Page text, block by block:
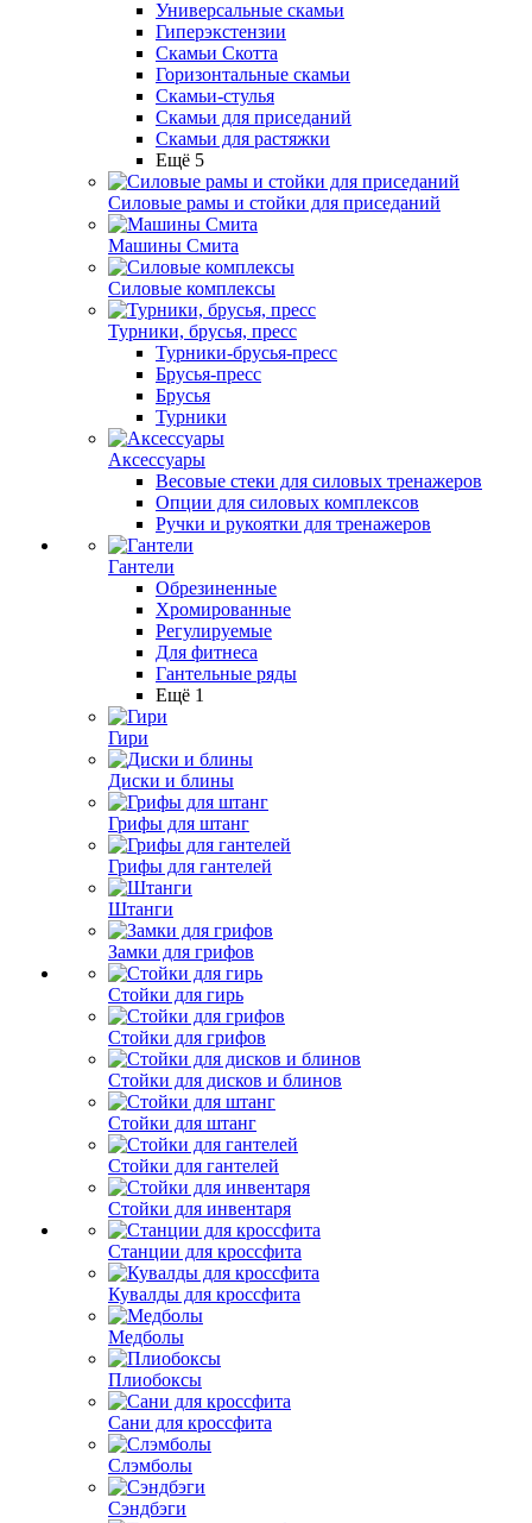
Универсальные скамьи
Гиперэкстензии
Скамьи Скотта
Горизонтальные скамьи
Скамьи-стулья
Скамьи для приседаний
Скамьи для растяжки
Ещё 5
Силовые рамы и стойки для приседаний
Машины Смита
Силовые комплексы
Турники, брусья, пресс
Турники-брусья-пресс
Брусья-пресс
Брусья
Турники
Аксессуары
Весовые стеки для силовых тренажеров
Опции для силовых комплексов
Ручки и рукоятки для тренажеров
Гантели
Обрезиненные
Хромированные
Регулируемые
Для фитнеса
Гантельные ряды
Ещё 1
Гири
Диски и блины
Грифы для штанг
Грифы для гантелей
Штанги
Замки для грифов
Стойки для гирь
Стойки для грифов
Стойки для дисков и блинов
Стойки для штанг
Стойки для гантелей
Стойки для инвентаря
Станции для кроссфита
Кувалды для кроссфита
Медболы
Плиобоксы
Сани для кроссфита
Слэмболы
Сэндбэги